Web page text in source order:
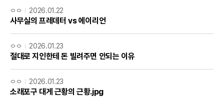
ㅇㅇ 2026.01.22
사무실의 프레데터 vs 에이리언
ㅇㅇ 2026.01.23
절대로 지인한테 돈 빌려주면 안되는 이유
ㅇㅇ 2026.01.23
소래포구 대게 근황의 근황.jpg